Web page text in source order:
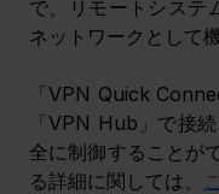
で、リモートシステ
ネットワークとして
「VPN Quick
「VPN Hub」で接
全に制御することが
る詳細に関しては、